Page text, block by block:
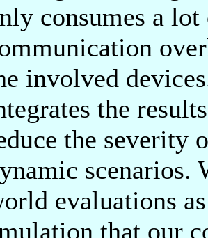
consumes a
involved
the
the severity
scenarios.
evaluations
that our